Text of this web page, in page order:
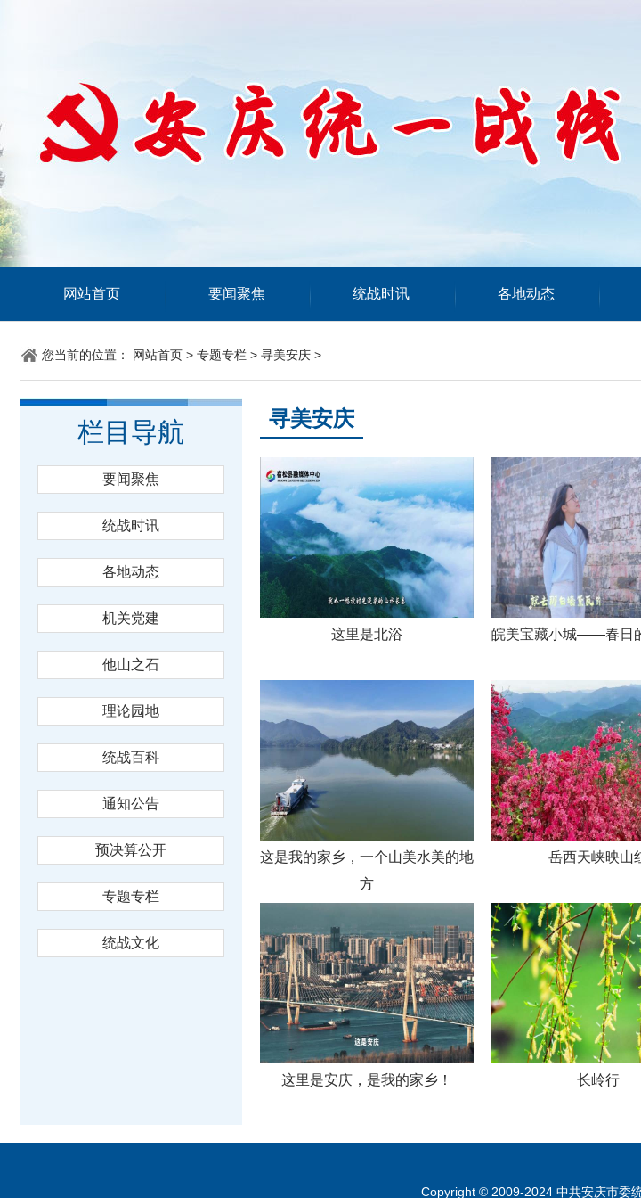
网站首页 要闻聚焦 统战时讯 各地动态
您当前的位置： 网站首页 > 专题专栏 > 寻美安庆 >
栏目导航
要闻聚焦
统战时讯
各地动态
机关党建
他山之石
理论园地
统战百科
通知公告
预决算公开
专题专栏
统战文化
寻美安庆
这里是北浴 皖美宝藏小城——春日
这是我的家乡，一个山美水美的地
方
岳西天峡映山
这里是安庆，是我的家乡！ 长岭行
Copyright © 2009-2024 中共安庆市委